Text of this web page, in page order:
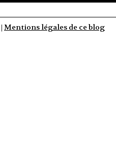
| Mentions légales de ce blog